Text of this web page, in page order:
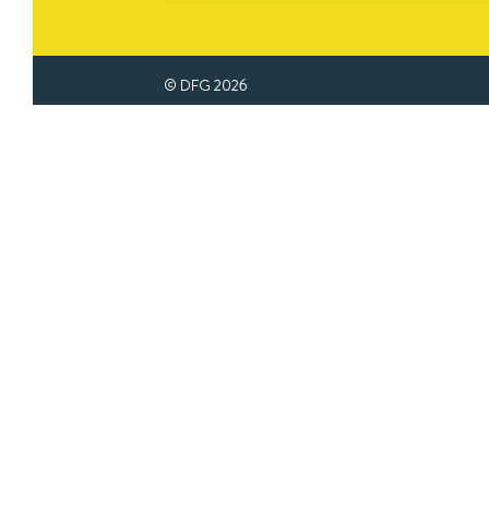
© DFG 2026